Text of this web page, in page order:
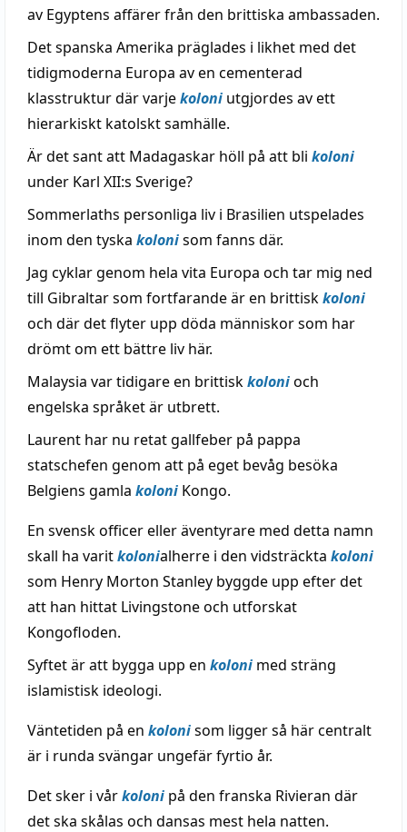
av Egyptens affärer från den brittiska ambassaden.
Det spanska Amerika präglades i likhet med det
tidigmoderna Europa av en cementerad
klasstruktur där varjekoloni utgjordes av ett
hierarkiskt katolskt samhälle.
Är det sant att Madagaskar höll på att bli koloni
under Karl XII:s Sverige?
Sommerlaths personliga liv i Brasilien utspelades
inom den tyska kolonisom fanns där.
Jag cyklar genom hela vita Europa och tar mig ned
till Gibraltar som fortfarande är en brittiskkoloni
och där det flyter upp döda människor som har
drömt om ett bättre liv här.
Malaysia var tidigare en brittiskkolonioch
engelska språket är utbrett.
Laurent har nu retat gallfeber på pappa
statschefen genom att på eget bevåg besöka
Belgiens gamla koloni Kongo.
En svensk officer eller äventyrare med detta namn
skall ha varitkolonialherre i den vidsträckta koloni
som Henry Morton Stanley byggde upp efter det
att han hittat Livingstone och utforskat
Kongofloden.
Syftet är att bygga upp en koloni med sträng
islamistisk ideologi.
Väntetiden på en kolonisom ligger så här centralt
är i runda svängar ungefär fyrtio år.
Det sker i vårkoloni på den franska Rivieran där
det ska skålas och dansas mest hela natten.